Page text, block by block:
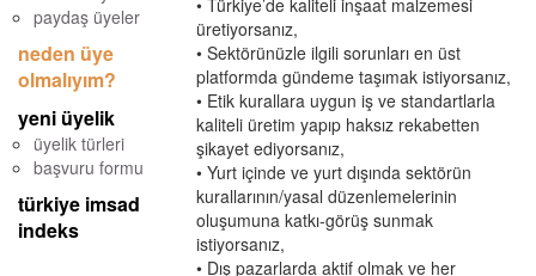
paydaş üyeler
neden üye
olmalıyım?
yeni üyelik
üyelik türleri
başvuru formu
türkiye imsad
indeks
• Türkiye’de kaliteli inşaat malzemesi
üretiyorsanız,
• Sektörünüzle ilgili sorunları en üst
platformda gündeme taşımak istiyorsanız,
• Etik kurallara uygun iş ve standartlarla
kaliteli üretim yapıp haksız rekabetten
şikayet ediyorsanız,
• Yurt içinde ve yurt dışında sektörün
kurallarının/yasal düzenlemelerinin
oluşumuna katkı-görüş sunmak
istiyorsanız,
• Dış pazarlarda aktif olmak ve her